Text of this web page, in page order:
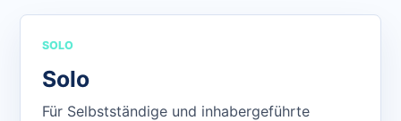
SOLO
Solo
Für Selbstständige und inhabergeführte